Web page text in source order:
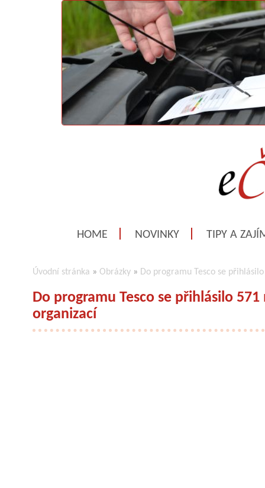
HOME NOVINKY TIPY A
Úvodní stránka » Obrázky » Do programu Tesco se
Do programu Tesco se přihlásilo
organizací